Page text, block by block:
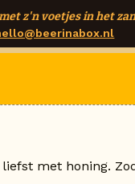
z'n voetjes in het
liefst met honing.